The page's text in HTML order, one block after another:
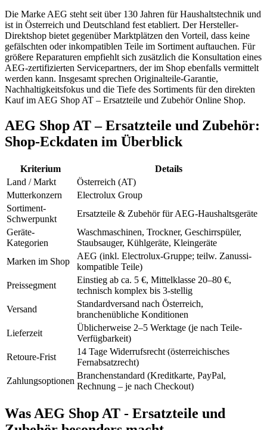
Die Marke AEG steht seit über 130 Jahren für Haushaltstechnik und
ist in Österreich und Deutschland fest etabliert. Der Hersteller-
Direktshop bietet gegenüber Marktplätzen den Vorteil, dass keine
gefälschten oder inkompatiblen Teile im Sortiment auftauchen. Für
größere Reparaturen empfiehlt sich zusätzlich die Konsultation eines
AEG-zertifizierten Servicepartners, der im Shop ebenfalls vermittelt
werden kann. Insgesamt sprechen Originalteile-Garantie,
Nachhaltigkeitsfokus und die Tiefe des Sortiments für den direkten
Kauf im AEG Shop AT – Ersatzteile und Zubehör Online Shop.
AEG Shop AT – Ersatzteile und Zubehör:
Shop-Eckdaten im Überblick
Kriterium
Details
Land / Markt
Österreich (AT)
Mutterkonzern
Electrolux Group
Sortiment-
Schwerpunkt
Ersatzteile & Zubehör für AEG-Haushaltsgeräte
Geräte-
Kategorien
Waschmaschinen, Trockner, Geschirrspüler,
Staubsauger, Kühlgeräte, Kleingeräte
Marken im Shop
AEG (inkl. Electrolux-Gruppe; teilw. Zanussi-
kompatible Teile)
Preissegment
Einstieg ab ca. 5 €, Mittelklasse 20–80 €,
technisch komplex bis 3-stellig
Versand
Standardversand nach Österreich,
branchenübliche Konditionen
Lieferzeit
Üblicherweise 2–5 Werktage (je nach Teile-
Verfügbarkeit)
Retoure-Frist
14 Tage Widerrufsrecht (österreichisches
Fernabsatzrecht)
Zahlungsoptionen
Branchenstandard (Kreditkarte, PayPal,
Rechnung – je nach Checkout)
Was AEG Shop AT - Ersatzteile und